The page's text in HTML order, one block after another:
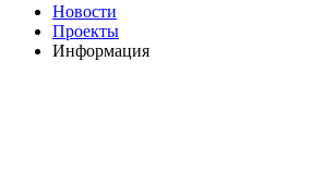
Новости
Проекты
Информация